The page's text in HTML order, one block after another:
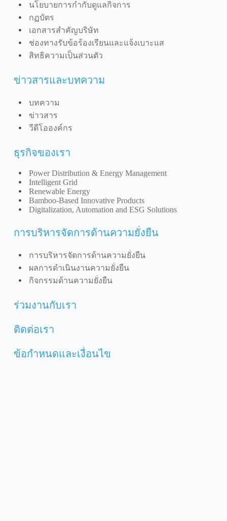
นโยบายการกำกับดูแลกิจการ
กฏบัตร
เอกสารสำคัญบริษัท
ช่องทางรับข้อร้องเรียนและแจ้งเบาะแส
สิทธิความเป็นส่วนตัว
ข่าวสารและบทความ
บทความ
ข่าวสาร
วีดีโอองค์กร
ธุรกิจของเรา
Power Distribution & Energy Management
Intelligent Grid
Renewable Energy
Bamboo-Based Innovative Products
Digitalization, Automation and ESG Solutions
การบริหารจัดการด้านความยั่งยืน
การบริหารจัดการด้านความยั่งยืน
ผลการดำเนินงานความยั่งยืน
กิจกรรมด้านความยั่งยืน
ร่วมงานกับเรา
ติดต่อเรา
ข้อกำหนดและเงื่อนไข